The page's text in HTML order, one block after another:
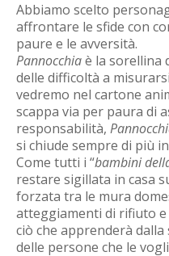
Abbiamo scelto
affrontare le sfide con
paure e le avversità.
Pannocchiaè la sorellina
delle difficoltà a
vedremo nel cartone
scappa via per paura di
responsabilità,
si chiude sempre di più
Come tutti i “bambini
restare sigillata in casa
forzata tra le mura
atteggiamenti di rifiuto e
ciò che apprenderà dalla
delle persone che le